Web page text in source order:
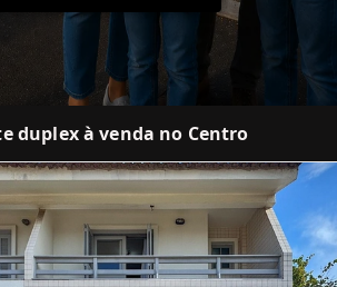
duplex à venda no Centro